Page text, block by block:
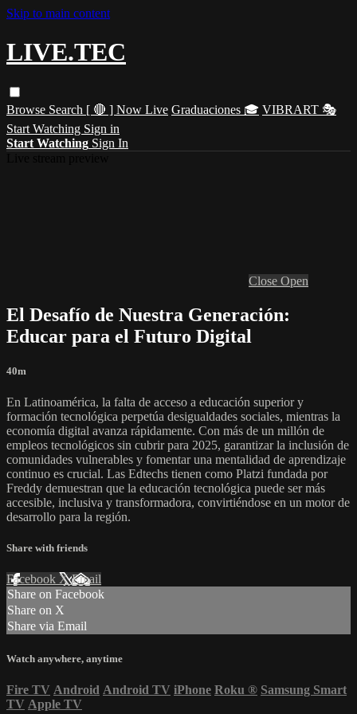
Skip to main content
LIVE.TEC
Browse Search [ 🔴 ] Now Live Graduaciones 🎓 VIBRART 🎭
Start Watching Sign in
Start Watching Sign In
Close Open
El Desafío de Nuestra Generación:
Educar para el Futuro Digital
40m
En Latinoamérica, la falta de acceso a educación superior y
formación tecnológica perpetúa desigualdades sociales, mientras la
economía digital avanza rápidamente. Con más de un millón de
empleos tecnológicos sin cubrir para 2025, garantizar la inclusión de
comunidades vulnerables y fomentar una mentalidad de aprendizaje
continuo es crucial. Las Edtechs tienen como Platzi fundada por
Freddy demuestran que la educación tecnológica puede ser más
accesible, inclusiva y transformadora, convirtiéndose en un motor de
desarrollo para la región.
Share with friends
Facebook XEmail
Share on Facebook
Share on X
Share via Email
Watch anywhere, anytime
Fire TV Android Android TV iPhone Roku ® Samsung Smart
TV Apple TV